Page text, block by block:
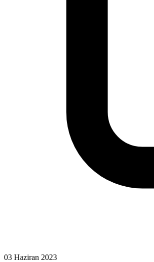
03 Haziran 2023